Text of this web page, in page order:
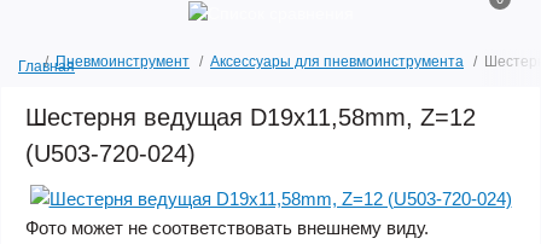
ГлавнаяПневмоинструмент Аксессуары для пневмоинструмента
Шестерня ведущая D19x11,58mm, Z=12
(U503-720-024)
Фото может не соответствовать внешнему виду.